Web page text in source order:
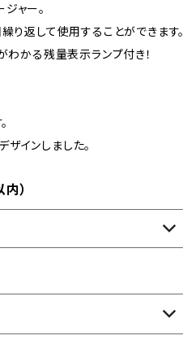
ャー。
返して使用することができます。
わかる残量表示ランプ付き！
インしました。
）